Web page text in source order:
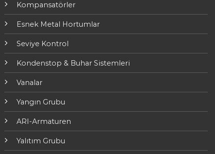
Kompansatörler
Esnek Metal Hortumlar
Seviye Kontrol
Kondenstop & Buhar Sistemleri
Vanalar
Yangın Grubu
ARI-Armaturen
Yalıtım Grubu